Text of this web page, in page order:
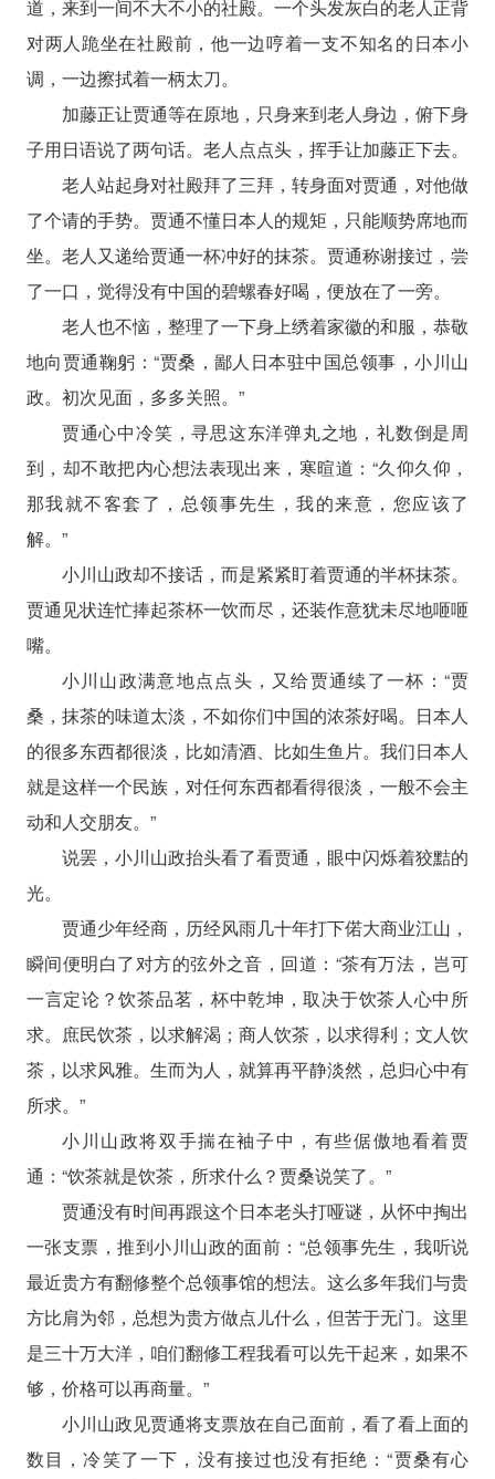
道，来到一间不大不小的社殿。一个头发灰白的老人正背
对两人跪坐在社殿前，他一边哼着一支不知名的日本小
调，一边擦拭着一柄太刀。
加藤正让贾通等在原地，只身来到老人身边，俯下身
子用日语说了两句话。老人点点头，挥手让加藤正下去。
老人站起身对社殿拜了三拜，转身面对贾通，对他做
了个请的手势。贾通不懂日本人的规矩，只能顺势席地而
坐。老人又递给贾通一杯冲好的抹茶。贾通称谢接过，尝
了一口，觉得没有中国的碧螺春好喝，便放在了一旁。
老人也不恼，整理了一下身上绣着家徽的和服，恭敬
地向贾通鞠躬：“贾桑，鄙人日本驻中国总领事，小川山
政。初次见面，多多关照。”
贾通心中冷笑，寻思这东洋弹丸之地，礼数倒是周
到，却不敢把内心想法表现出来，寒暄道：“久仰久仰，
那我就不客套了，总领事先生，我的来意，您应该了
解。”
小川山政却不接话，而是紧紧盯着贾通的半杯抹茶。
贾通见状连忙捧起茶杯一饮而尽，还装作意犹未尽地咂咂
嘴。
小川山政满意地点点头，又给贾通续了一杯：“贾
桑，抹茶的味道太淡，不如你们中国的浓茶好喝。日本人
的很多东西都很淡，比如清酒、比如生鱼片。我们日本人
就是这样一个民族，对任何东西都看得很淡，一般不会主
动和人交朋友。”
说罢，小川山政抬头看了看贾通，眼中闪烁着狡黠的
光。
贾通少年经商，历经风雨几十年打下偌大商业江山，
瞬间便明白了对方的弦外之音，回道：“茶有万法，岂可
一言定论？饮茶品茗，杯中乾坤，取决于饮茶人心中所
求。庶民饮茶，以求解渴；商人饮茶，以求得利；文人饮
茶，以求风雅。生而为人，就算再平静淡然，总归心中有
所求。”
小川山政将双手揣在袖子中，有些倨傲地看着贾
通：“饮茶就是饮茶，所求什么？贾桑说笑了。”
贾通没有时间再跟这个日本老头打哑谜，从怀中掏出
一张支票，推到小川山政的面前：“总领事先生，我听说
最近贵方有翻修整个总领事馆的想法。这么多年我们与贵
方比肩为邻，总想为贵方做点儿什么，但苦于无门。这里
是三十万大洋，咱们翻修工程我看可以先干起来，如果不
够，价格可以再商量。”
小川山政见贾通将支票放在自己面前，看了看上面的
数目，冷笑了一下，没有接过也没有拒绝：“贾桑有心